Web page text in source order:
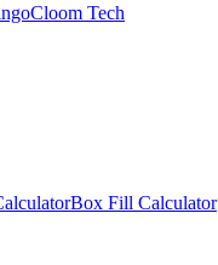
Cloom Tech
Box Fill Calculator